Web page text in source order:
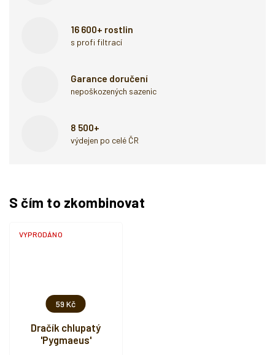
16 600+ rostlin
s profi filtrací
Garance doručení
nepoškozených sazenic
8 500+
výdejen po celé ČR
S čím to zkombinovat
59 Kč
Dračík chlupatý
'Pygmaeus'
VYPRODÁNO